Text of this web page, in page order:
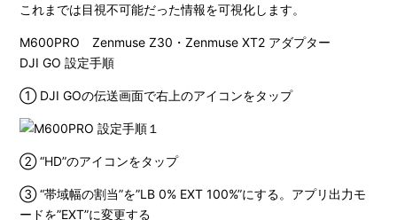
これまでは目視不可能だった情報を可視化します。
M600PRO Zenmuse Z30・Zenmuse XT2 アダプター
DJI GO 設定手順
① DJI GOの伝送画面で右上のアイコンをタップ
② “HD”のアイコンをタップ
③ “帯域幅の割当”を”LB 0% EXT 100%”にする。アプリ出力モ
ードを”EXT”に変更する